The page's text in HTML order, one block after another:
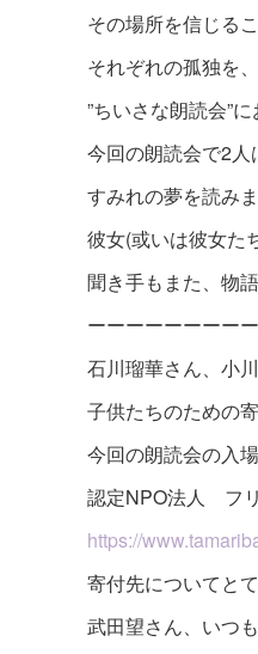
その場所を信じる
それぞれの孤独を
”ちいさな朗読会”に
今回の朗読会で2人
すみれの夢を読みま
彼女(或いは彼女た
聞き手もまた、物
ーーーーーーーー
石川瑠華さん、小
子供たちのための
今回の朗読会の入
認定NPO法人 フリ
https://
寄付先についてと
武田望さん、いつ